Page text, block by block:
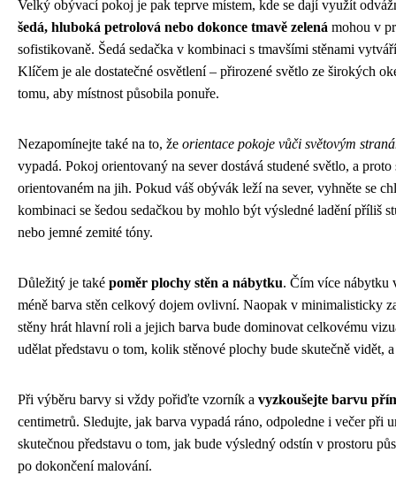
Velký obývací pokoj je pak teprve místem, kde se dají využít
šedá, hluboká petrolová nebo dokonce tmavě zelená mohou v
sofistikovaně. Šedá sedačka v kombinaci s tmavšími stěnami
Klíčem je ale dostatečné osvětlení – přirozené světlo ze širokých
tomu, aby místnost působila ponuře.
Nezapomínejte také na to, že orientace pokoje vůči světovým
vypadá. Pokoj orientovaný na sever dostává studené světlo, a
orientovaném na jih. Pokud váš obývák leží na sever, vyhněte se
kombinaci se šedou sedačkou by mohlo být výsledné ladění příliš
nebo jemné zemité tóny.
Důležitý je také poměr plochy stěn a nábytku. Čím více nábytku
méně barva stěn celkový dojem ovlivní. Naopak v minimalisticky
stěny hrát hlavní roli a jejich barva bude dominovat celkovému
udělat představu o tom, kolik stěnové plochy bude skutečně vidět,
Při výběru barvy si vždy pořiďte vzorník a vyzkoušejte barvu
centimetrů. Sledujte, jak barva vypadá ráno, odpoledne i večer při
skutečnou představu o tom, jak bude výsledný odstín v prostoru
po dokončení malování.